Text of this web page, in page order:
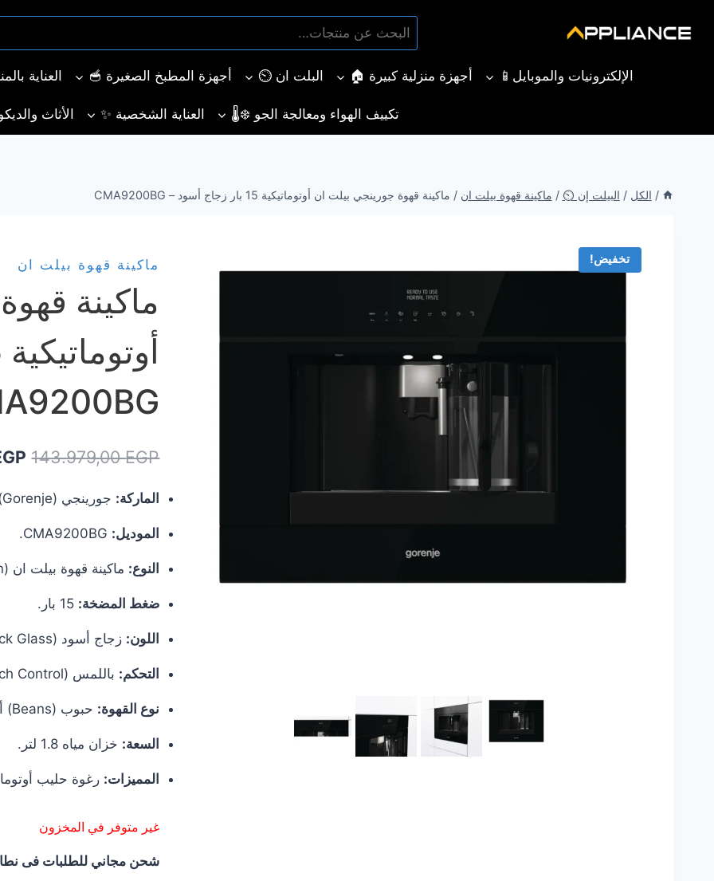
البحث
عن:
بحث
الإلكترونيات والموبايل📱 أجهزة منزلية كبيرة 🏠 البلت ان ⏲️ أجهزة المطبخ الصغيرة 🥣 العناية
تكييف الهواء ومعالجة الجو ❄️🌡️ العناية الشخصية ✨ الأثاث
/ الكل / البيلت إن ⏲️ / ماكينة قهوة بيلت ان / ماكينة قهوة جورينجي بيلت ان أوتوماتيكية 15 بار زجاج أسود – CMA9200BG
تخفيض! ماكينة قهوة بيلت ان
ماكينة
143.979,00EGP
هو:
الماركة: جورينجي (Gorenje).
الموديل:
النوع: ماكينة قهوة بيلت ان (Built-in).
ضغط المضخة:
اللون: زجاج أسود (Black Glass).
التحكم: باللمس (Touch Control).
نوع القهوة: حبوب (Beans) أو مطحونة (Ground).
السعة: خزان مياه 1.8 لتر.
المميزات: رغوة حليب
غير متوفر في المخزون
شحن مجاني للطلبات فى